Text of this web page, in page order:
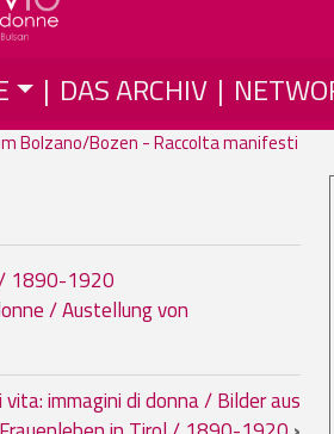
DAS ARCHIV
Bolzano/Bozen - Raccolta manifesti
/ 1890-1920
/ Austellung von
immagini di donna / Bilder aus